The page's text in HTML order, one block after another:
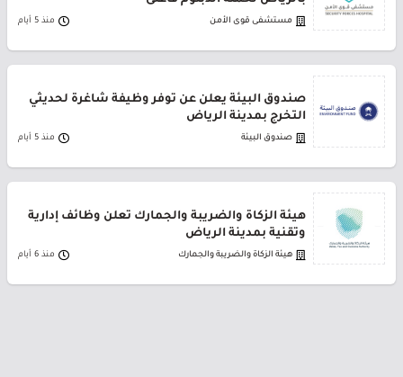
مستشفى قوى الأمن منذ 5 أيام
صندوق البيئة يعلن عن توفر وظيفة شاغرة لحديثي
التخرج بمدينة الرياض
صندوق البيئة منذ 5 أيام
هيئة الزكاة والضريبة والجمارك تعلن وظائف إدارية
وتقنية بمدينة الرياض
هيئة الزكاة والضريبة والجمارك منذ 6 أيام